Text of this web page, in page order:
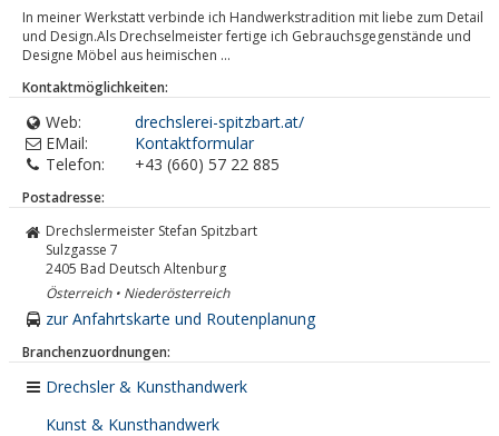
In meiner Werkstatt verbinde ich Handwerkstradition mit liebe zum Detail
und Design.Als Drechselmeister fertige ich Gebrauchsgegenstände und
Designe Möbel aus heimischen ...
Kontaktmöglichkeiten:
Web:
drechslerei-spitzbart.at/
EMail:
Kontaktformular
Telefon:
+43 (660) 57 22 885
Postadresse:
Drechslermeister Stefan Spitzbart
Sulzgasse 7
2405 Bad Deutsch Altenburg
Österreich • Niederösterreich
zur Anfahrtskarte und Routenplanung
Branchenzuordnungen:
Drechsler & Kunsthandwerk
Kunst & Kunsthandwerk